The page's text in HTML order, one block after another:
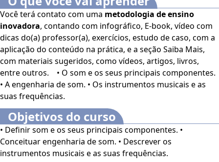
entradas dos usuários. Efeitos sonoros? Não! Os jogos
começaram nosilêncio absoluto, e, aos poucos, a
tecnologia foi quebrando as barreiras impostas. Entre os
elementos essenciais de um jogo, o acompanhamento
musical é, sem dúvida, fundamental para criar uma
atmosfera imersiva e com alto fator de engajamento.
Neste curso, você compreenderá que a frequência do som
é um elemento importante na área multimídia, sobretudo
em uma mídia interativa que precisa criar um ambiente
que instigue o jogador a permanecer ativo o maior tempo
possível. No entanto, é necessário compreender todas as
nuanças envolvidas no conceito de som e dos seus
principais componentes. Assim, será possível descrever
os instrumentos musicais e todos os elementos da área de
Você terá contato com uma metodologia de ensino
inovadora, contando com infográfico, E-book, vídeo com
dicas do(a) professor(a), exercícios, estudo de caso, com a
aplicação do conteúdo na prática, e a seção Saiba Mais,
com materiais sugeridos, como vídeos, artigos, livros,
entre outros. • O som e os seus principais componentes.
• A engenharia de som. • Os instrumentos musicais e as
suas frequências.
Objetivos do curso
• Definir som e os seus principais componentes. •
Conceituar engenharia de som. • Descrever os
instrumentos musicais e as suas frequências.